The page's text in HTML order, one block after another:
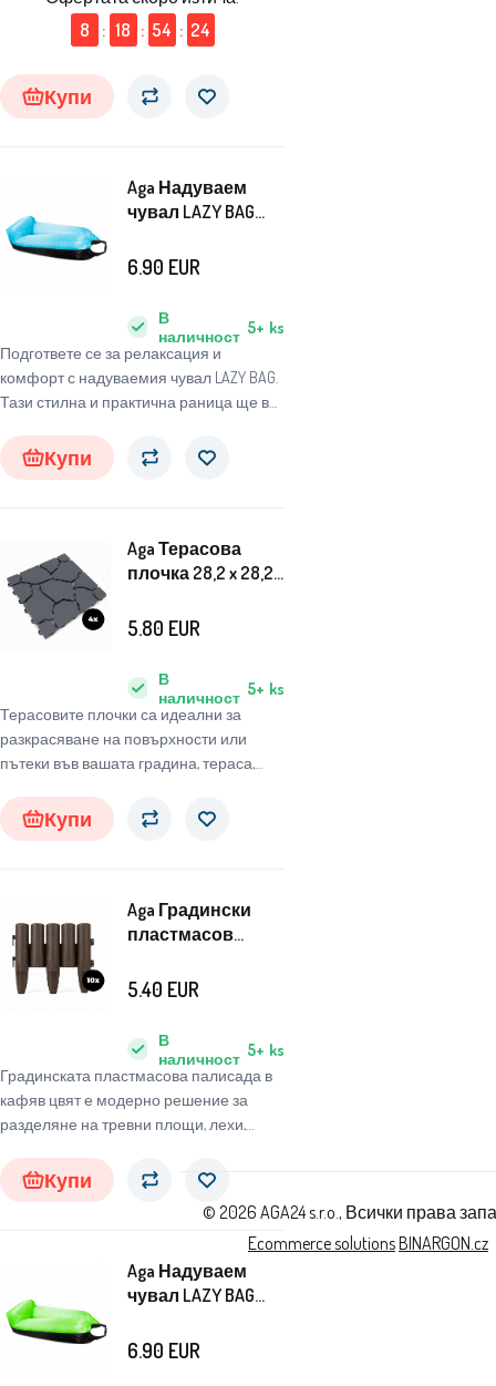
8
: 18 : 54 : 23
Купи
Aga Надуваем
чувал LAZY BAG
Син
Подгответе се за релаксация и
комфорт с надуваемия чувал LAZY BAG.
Тази стилна и практична раница ще ви
удобството навсякъде и по всяко
време.
В
наличност 5+ ks
6.90 EUR
Купи
Aga Терасова
плочка 28,2 x 28,2
Терасовите плочки са идеални за
разкрасяване на повърхности или
пътеки във вашата градина, тераса,
В
наличност 5+ ks
5.80 EUR
Купи
Aga Градински
пластмасов
см 10 бр.
Градинската пластмасова палисада в
кафяв цвят е модерно решение за
разделяне на тревни площи, лехи,
В
наличност 5+ ks
5.40 EUR
Купи
Aga Надуваем
чувал LAZY BAG
Зелен
6.90 EUR
© 2026 AGA24 s.r.o., Всички права
Ecommerce solutionsBINARGON.cz